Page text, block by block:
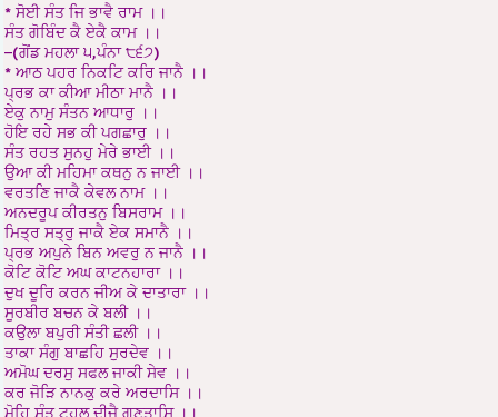
* ਸੋਈ ਸੰਤ ਜਿ ਭਾਵੈ ਰਾਮ ।।
ਸੰਤ ਗੋਬਿੰਦ ਕੈ ਏਕੈ ਕਾਮ ।।
–(ਗੋਂਡ ਮਹਲਾ ੫,ਪੰਨਾ ੮੬੭)
* ਆਠ ਪਹਰ ਨਿਕਟਿ ਕਰਿ ਜਾਨੈ ।।
ਪ੍ਰਭ ਕਾ ਕੀਆ ਮੀਠਾ ਮਾਨੈ ।।
ਏਕੁ ਨਾਮੁ ਸੰਤਨ ਆਧਾਰੁ ।।
ਹੋਇ ਰਹੇ ਸਭ ਕੀ ਪਗਛਾਰੁ ।।
ਸੰਤ ਰਹਤ ਸੁਨਹੁ ਮੇਰੇ ਭਾਈ ।।
ਉਆ ਕੀ ਮਹਿਮਾ ਕਥਨੁ ਨ ਜਾਈ ।।
ਵਰਤਣਿ ਜਾਕੈ ਕੇਵਲ ਨਾਮ ।।
ਅਨਦਰੂਪ ਕੀਰਤਨੁ ਬਿਸਰਾਮ ।।
ਮਿਤ੍ਰ ਸਤ੍ਰੁ ਜਾਕੈ ਏਕ ਸਮਾਨੈ ।।
ਪ੍ਰਭ ਅਪੁਨੇ ਬਿਨ ਅਵਰੁ ਨ ਜਾਨੈ ।।
ਕੋਟਿ ਕੋਟਿ ਅਘ ਕਾਟਨਹਾਰਾ ।।
ਦੁਖ ਦੂਰਿ ਕਰਨ ਜੀਅ ਕੇ ਦਾਤਾਰਾ ।।
ਸੂਰਬੀਰ ਬਚਨ ਕੇ ਬਲੀ ।।
ਕਉਲਾ ਬਪੁਰੀ ਸੰਤੀ ਛਲੀ ।।
ਤਾਕਾ ਸੰਗੁ ਬਾਛਹਿ ਸੁਰਦੇਵ ।।
ਅਮੋਘ ਦਰਸੁ ਸਫਲ ਜਾਕੀ ਸੇਵ ।।
ਕਰ ਜੋੜਿ ਨਾਨਕੁ ਕਰੇ ਅਰਦਾਸਿ ।।
ਮੋਹਿ ਸੰਤ ਟਹਲ ਦੀਜੈ ਗੁਣਤਾਸਿ ।।